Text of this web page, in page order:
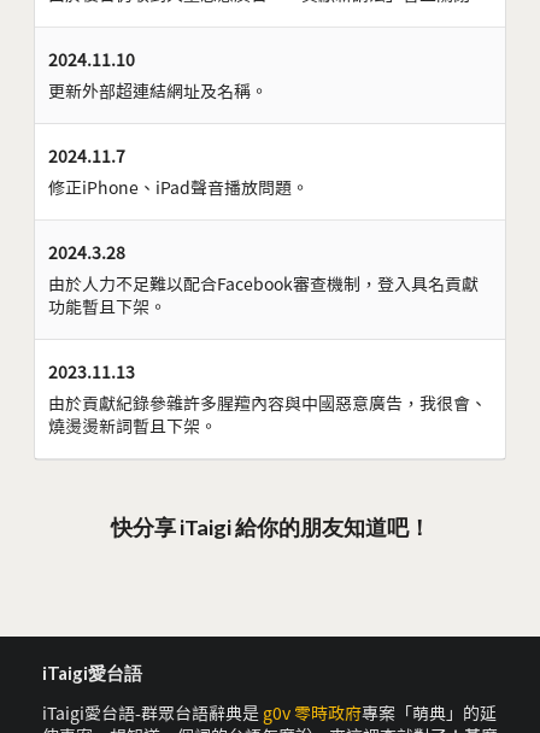
2024.11.10
更新外部超連結網址及名稱。
2024.11.7
修正iPhone、iPad聲音播放問題。
2024.3.28
由於人力不足難以配合Facebook審查機制，登入具名貢獻
功能暫且下架。
2023.11.13
由於貢獻紀錄參雜許多腥羶內容與中國惡意廣告，我很會、
燒燙燙新詞暫且下架。
快分享 iTaigi 給你的朋友知道吧！
iTaigi愛台語
iTaigi愛台語-群眾台語辭典是 g0v 零時政府專案「萌典」的延